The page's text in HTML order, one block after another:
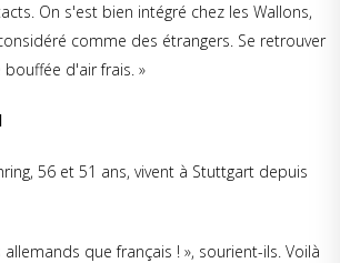
On s'est bien intégré chez les Wallons,
comme des étrangers. Se retrouver
d'air frais. »
56 et 51 ans, vivent à Stuttgart depuis
que français ! », sourient-ils. Voilà